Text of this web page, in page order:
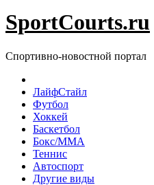
SportCourts.ru
Спортивно-новостной портал
ЛайфСтайл
Футбол
Хоккей
Баскетбол
Бокс/MMA
Теннис
Автоспорт
Другие виды